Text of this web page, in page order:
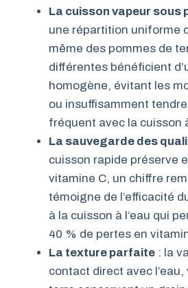
La cuisson vapeur sous
une répartition uniforme
même des pommes de
différentes bénéficient
homogène, évitant les
ou insuffisamment
fréquent avec la cuisson
La sauvegarde des
cuisson rapide préserve
vitamine C, un chiffre
témoigne de l’efficacité
à la cuisson à l’eau qui
40 % de pertes en
La texture parfaite : la
contact direct avec